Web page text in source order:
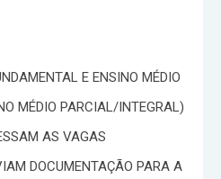
E ENSINO MÉDIO
MÉDIO PARCIAL/INTEGRAL)
AS VAGAS
DOCUMENTAÇÃO PARA A